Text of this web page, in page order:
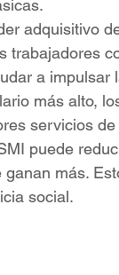
adquisitivo
trabajadores
a impulsar
más alto,
servicios
puede
más.
social.